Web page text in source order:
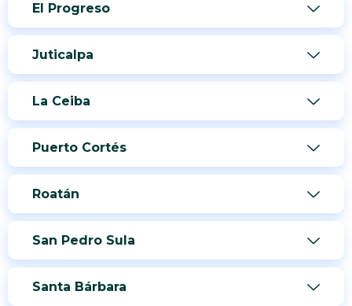
El Progreso
Juticalpa
La Ceiba
Puerto Cortés
Roatán
San Pedro Sula
Santa Bárbara